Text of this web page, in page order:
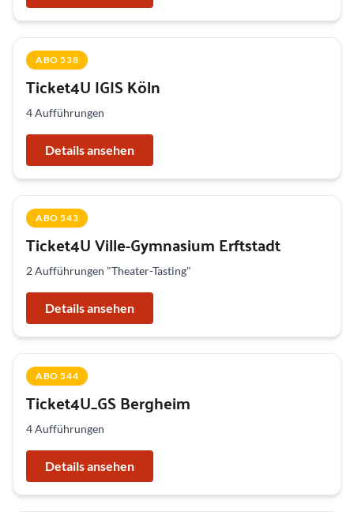
ABO 538
Ticket4U IGIS Köln
4 Aufführungen
Details ansehen
ABO 543
Ticket4U Ville-Gymnasium Erftstadt
2 Aufführungen "Theater-Tasting"
Details ansehen
ABO 544
Ticket4U_GS Bergheim
4 Aufführungen
Details ansehen